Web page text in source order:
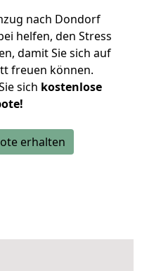
nach Dondorf
helfen, den Stress
damit Sie sich auf
freuen können.
sich kostenlose
erhalten